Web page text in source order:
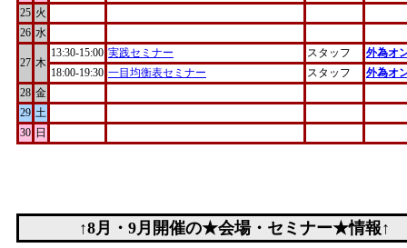
25 火
26 水
27 木
13:30-15:00 実践セミナー スタッフ
外為オ
18:00-19:30 一目均衡表セミナー スタッフ
外為オ
28 金
29 土
30 日
↑8月・9月開催の★会場・セミナー★情報↑